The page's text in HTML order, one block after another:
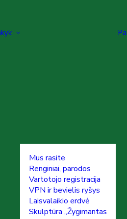
Mus rasite
Renginiai, parodos
Vartotojo registracija
VPN ir bevielis ryšys
Laisvalaikio erdvė
Skulptūra „Žygimantas